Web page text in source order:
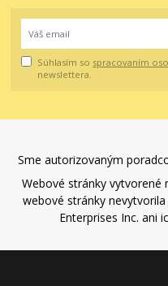
Súhlasím so spracovaním
newslettera.
Sme autorizovaným
Webové stránky vytvorené
webové stránky
Enterprises Inc. ani